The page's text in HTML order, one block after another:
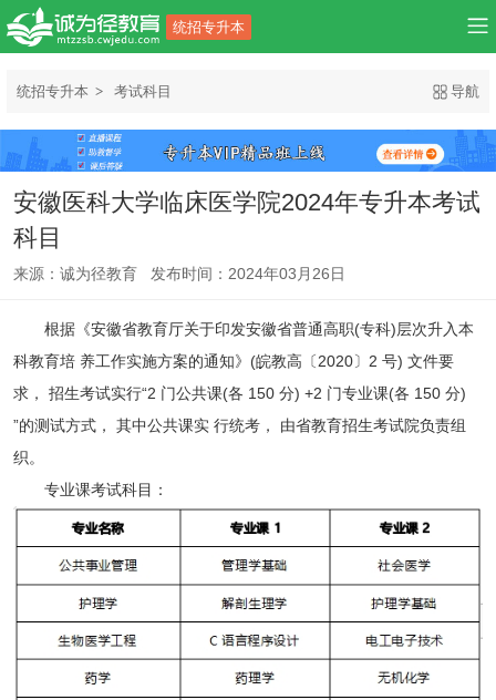
统招专升本
统招专升本 考试科目 导航
安徽医科大学临床医学院2024年专升本考试
科目
来源：诚为径教育 发布时间：2024年03月26日
根据《安徽省教育厅关于印发安徽省普通高职(专科)层次升入本
科教育培 养工作实施方案的通知》(皖教高〔2020〕2 号) 文件要
求， 招生考试实行“2 门公共课(各 150 分) +2 门专业课(各 150 分)
”的测试方式， 其中公共课实 行统考， 由省教育招生考试院负责组
织。
专业课考试科目：